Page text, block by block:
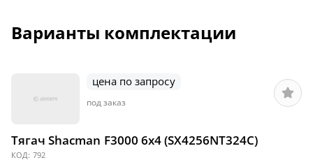
Варианты комплектации
Тягач Shacman F3000 6х4 (SX4256NT324C)
КОД: 792
цена по запросу
под заказ